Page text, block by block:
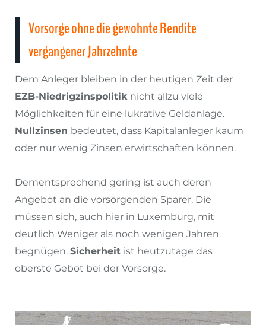
Vorsorge ohne die gewohnte Rendite
vergangener Jahrzehnte
Dem Anleger bleiben in der heutigen Zeit der
EZB-Niedrigzinspolitik nicht allzu viele
Möglichkeiten für eine lukrative Geldanlage.
Nullzinsen bedeutet, dass Kapitalanleger kaum
oder nur wenig Zinsen erwirtschaften können.
Dementsprechend gering ist auch deren
Angebot an die vorsorgenden Sparer. Die
müssen sich, auch hier in Luxemburg, mit
deutlich Weniger als noch wenigen Jahren
begnügen. Sicherheit ist heutzutage das
oberste Gebot bei der Vorsorge.